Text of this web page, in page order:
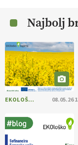
Najbolj
EKOLOŠKO LOGIČNO 08.05.26